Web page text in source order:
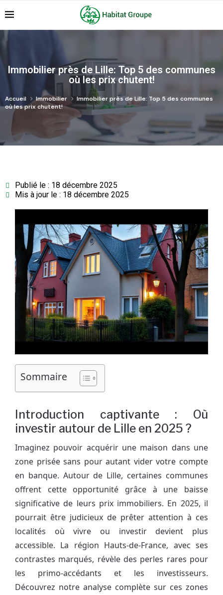
Immobilier près de Lille: Top 5 des communes
où les prix chutent!
Accueil Immobilier
Immobilier près de Lille: Top 5 des communes
où les prix chutent!
Publié le : 18 décembre 2025
Mis à jour le : 18 décembre 2025
Sommaire
Introduction captivante : Où
investir autour de Lille en 2025 ?
Imaginez pouvoir acquérir une maison dans une
zone prisée sans pour autant vider votre compte
en banque. Autour de Lille, certaines communes
offrent cette opportunité grâce à une baisse
significative de leurs prix immobiliers. En 2025, il
pourrait être judicieux de prêter attention à ces
localités où vivre ou investir devient plus
accessible. La région Hauts-de-France, avec ses
contrastes marqués, révèle des perles rares pour
les primo-accédants et les investisseurs.
Découvrez notre analyse complète sur ces zones